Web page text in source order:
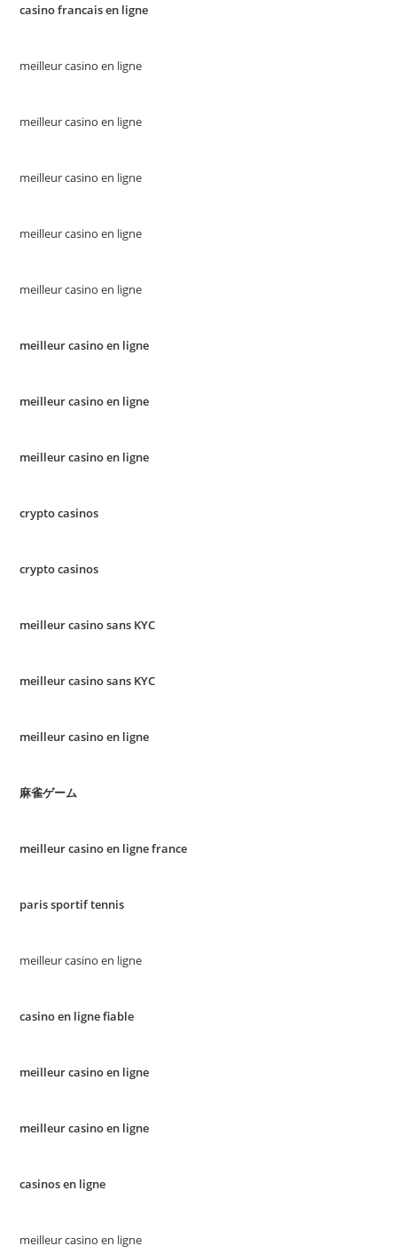
casino francais en ligne
meilleur casino en ligne
meilleur casino en ligne
meilleur casino en ligne
meilleur casino en ligne
meilleur casino en ligne
meilleur casino en ligne
meilleur casino en ligne
meilleur casino en ligne
crypto casinos
crypto casinos
meilleur casino sans KYC
meilleur casino sans KYC
meilleur casino en ligne
麻雀ゲーム
meilleur casino en ligne france
paris sportif tennis
meilleur casino en ligne
casino en ligne fiable
meilleur casino en ligne
meilleur casino en ligne
casinos en ligne
meilleur casino en ligne